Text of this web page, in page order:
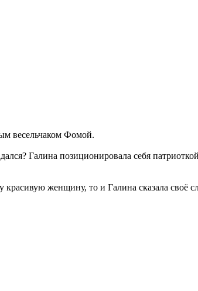
весельчаком Фомой.
Галина позиционировала себя
женщину, то и Галина сказала своё